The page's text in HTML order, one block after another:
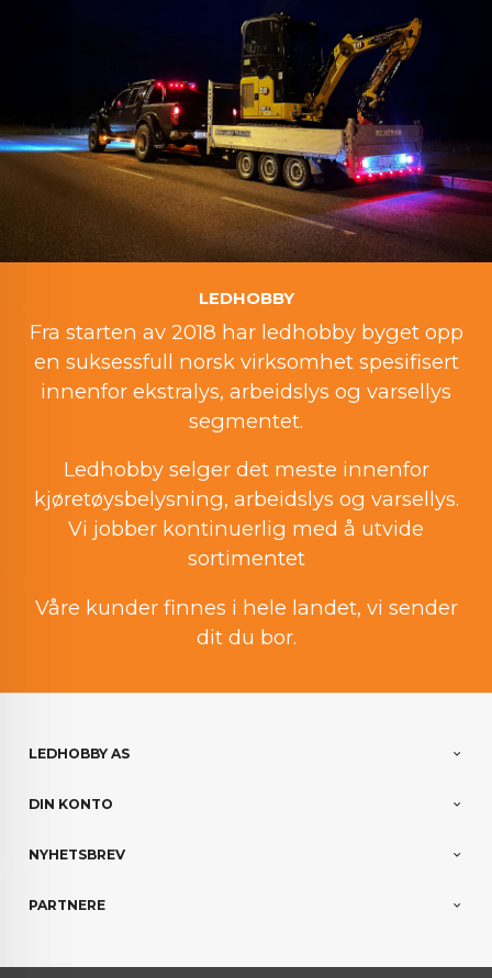
LEDHOBBY
Fra starten av 2018 har ledhobby byget opp
en suksessfull norsk virksomhet spesifisert
innenfor ekstralys, arbeidslys og varsellys
segmentet.
Ledhobby selger det meste innenfor
kjøretøysbelysning, arbeidslys og varsellys.
Vi jobber kontinuerlig med å utvide
sortimentet
Våre kunder finnes i hele landet, vi sender
dit du bor.
LEDHOBBY AS
DIN KONTO
NYHETSBREV
PARTNERE